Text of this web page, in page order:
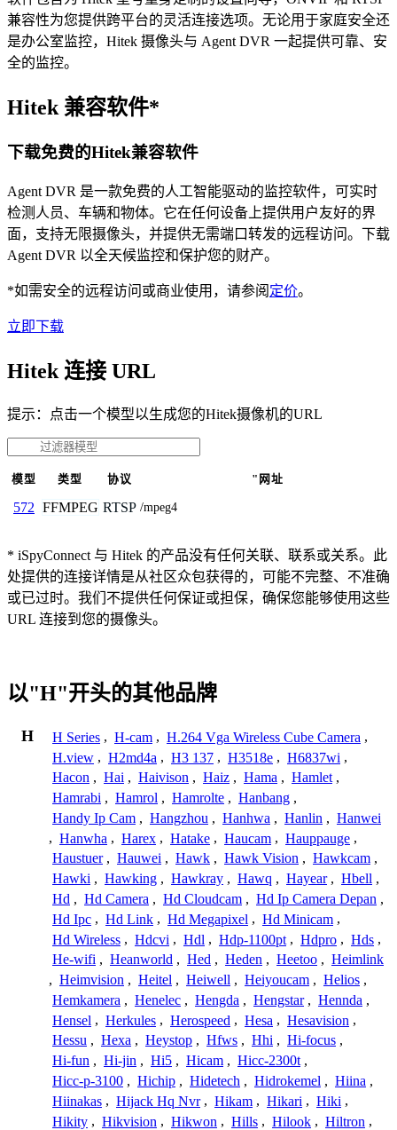
兼容性为您提供跨平台的灵活连接选项。无论用于家庭安全还
是办公室监控，Hitek 摄像头与 Agent DVR 一起提供可靠、安
全的监控。
Hitek 兼容软件*
下载免费的Hitek兼容软件
Agent DVR 是一款免费的人工智能驱动的监控软件，可实时
检测人员、车辆和物体。它在任何设备上提供用户友好的界
面，支持无限摄像头，并提供无需端口转发的远程访问。下载
Agent DVR 以全天候监控和保护您的财产。
*如需安全的远程访问或商业使用，请参阅 定价。
立即下载
Hitek 连接 URL
提示：点击一个模型以生成您的Hitek摄像机的URL
模型 类型 协议 "网址
572 FFMPEG RTSP /mpeg4
* iSpyConnect 与 Hitek 的产品没有任何关联、联系或关系。此
处提供的连接详情是从社区众包获得的，可能不完整、不准确
或已过时。我们不提供任何保证或担保，确保您能够使用这些
URL 连接到您的摄像头。
以"H"开头的其他品牌
H H Series , H-cam , H.264 Vga Wireless Cube Camera ,
H.view , H2md4a , H3 137 , H3518e , H6837wi ,
Hacon , Hai , Haivison , Haiz , Hama , Hamlet ,
Hamrabi , Hamrol , Hamrolte , Hanbang ,
Handy Ip Cam , Hangzhou , Hanhwa , Hanlin , Hanwei
, Hanwha , Harex , Hatake , Haucam , Hauppauge ,
Haustuer , Hauwei , Hawk , Hawk Vision , Hawkcam ,
Hawki , Hawking , Hawkray , Hawq , Hayear , Hbell ,
Hd , Hd Camera , Hd Cloudcam , Hd Ip Camera Depan ,
Hd Ipc , Hd Link , Hd Megapixel , Hd Minicam ,
Hd Wireless , Hdcvi , Hdl , Hdp-1100pt , Hdpro , Hds ,
He-wifi , Heanworld , Hed , Heden , Heetoo , Heimlink
, Heimvision , Heitel , Heiwell , Heiyoucam , Helios ,
Hemkamera , Henelec , Hengda , Hengstar , Hennda ,
Hensel , Herkules , Herospeed , Hesa , Hesavision ,
Hessu , Hexa , Heystop , Hfws , Hhi , Hi-focus ,
Hi-fun , Hi-jin , Hi5 , Hicam , Hicc-2300t ,
Hicc-p-3100 , Hichip , Hidetech , Hidrokemel , Hiina ,
Hiinakas , Hijack Hq Nvr , Hikam , Hikari , Hiki ,
Hikity , Hikvision , Hikwon , Hills , Hilook , Hiltron ,